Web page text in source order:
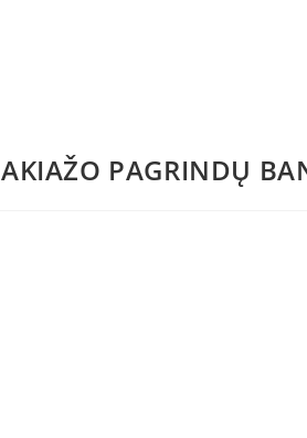
PAGRINDŲ